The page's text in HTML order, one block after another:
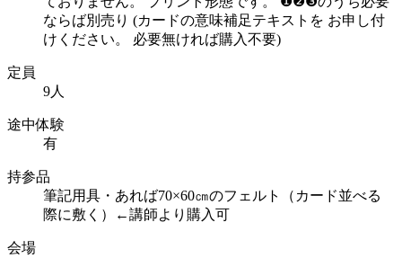
ならば別売り (カードの意味補足テキストを お申し付
けください。 必要無ければ購入不要)
定員
9人
途中体験
有
持参品
筆記用具・あれば70×60㎝のフェルト（カード並べる
際に敷く）←講師より購入可
会場